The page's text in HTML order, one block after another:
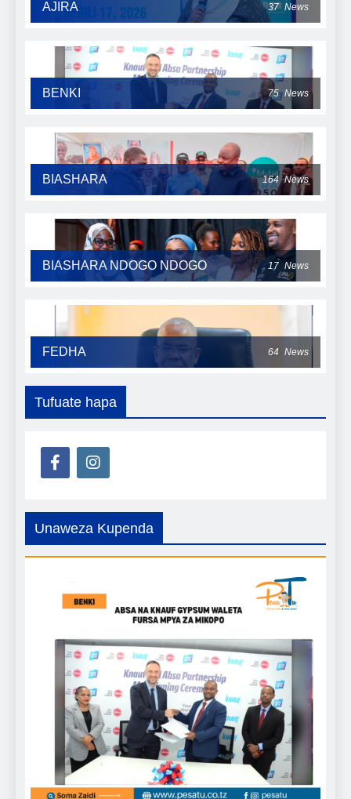
AJIRA 37 News
BENKI 75 News
BIASHARA 164 News
BIASHARA NDOGO NDOGO 17 News
FEDHA 64 News
Tufuate hapa
Unaweza Kupenda